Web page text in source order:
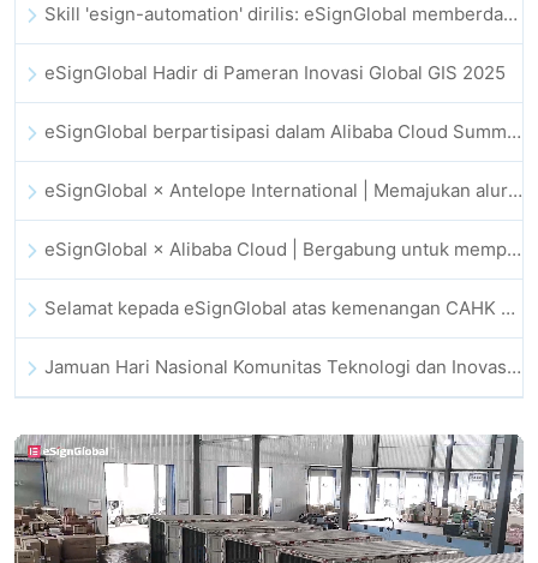
Skill 'esign-automation' dirilis: eSignGlobal memberdayakan OpenClaw dengan tanda tangan elektronik otomatis
eSignGlobal Hadir di Pameran Inovasi Global GIS 2025
eSignGlobal berpartisipasi dalam Alibaba Cloud Summit 2025 Hong Kong, mendorong inovasi cloud berbasis AI dan kepercayaan digital
eSignGlobal × Antelope International | Memajukan alur kerja digital yang aman dan didorong AI
eSignGlobal × Alibaba Cloud | Bergabung untuk memperkuat kepercayaan digital global bagi fintech
Selamat kepada eSignGlobal atas kemenangan CAHK STAR Award 2025
Jamuan Hari Nasional Komunitas Teknologi dan Inovasi Hong Kong